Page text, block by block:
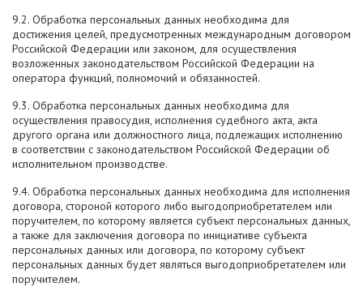
9.2. Обработка персональных данных необходима для
достижения целей, предусмотренных международным договором
Российской Федерации или законом, для осуществления
возложенных законодательством Российской Федерации на
оператора функций, полномочий и обязанностей.
9.3. Обработка персональных данных необходима для
осуществления правосудия, исполнения судебного акта, акта
другого органа или должностного лица, подлежащих исполнению
в соответствии с законодательством Российской Федерации об
исполнительном производстве.
9.4. Обработка персональных данных необходима для исполнения
договора, стороной которого либо выгодоприобретателем или
поручителем, по которому является субъект персональных данных,
а также для заключения договора по инициативе субъекта
персональных данных или договора, по которому субъект
персональных данных будет являться выгодоприобретателем или
поручителем.